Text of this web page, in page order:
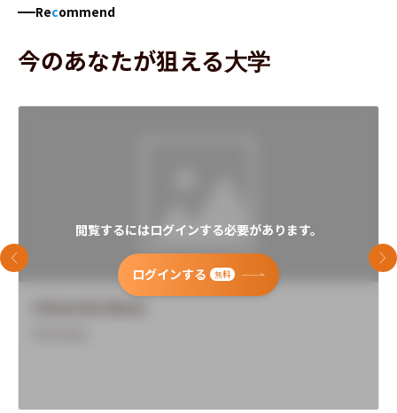
Recommend
今のあなたが狙える大学
閲覧するにはログインする必要があります。
ログインする 無料
前のスライド 次